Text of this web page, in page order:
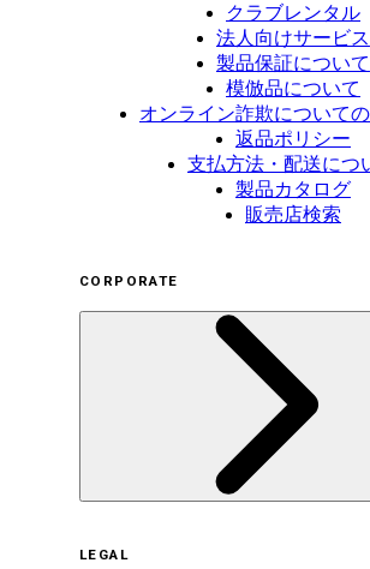
クラブレンタル
法人向けサービス
製品保証について
模倣品について
オンライン詐欺について
返品ポリシー
支払方法・配送につ
製品カタログ
販売店検索
CORPORATE
LEGAL